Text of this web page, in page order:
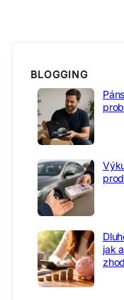
BLOGGING
jak